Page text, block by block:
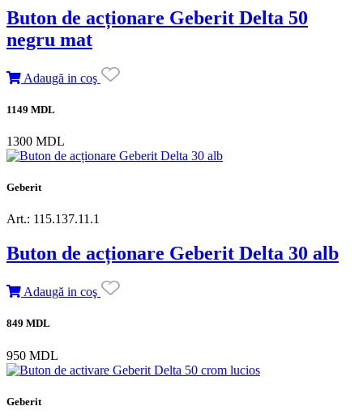
Buton de acționare Geberit Delta 50
negru mat
Adaugă in coş
1149 MDL
1300 MDL
Geberit
Art.: 115.137.11.1
Buton de acționare Geberit Delta 30 alb
Adaugă in coş
849 MDL
950 MDL
Geberit